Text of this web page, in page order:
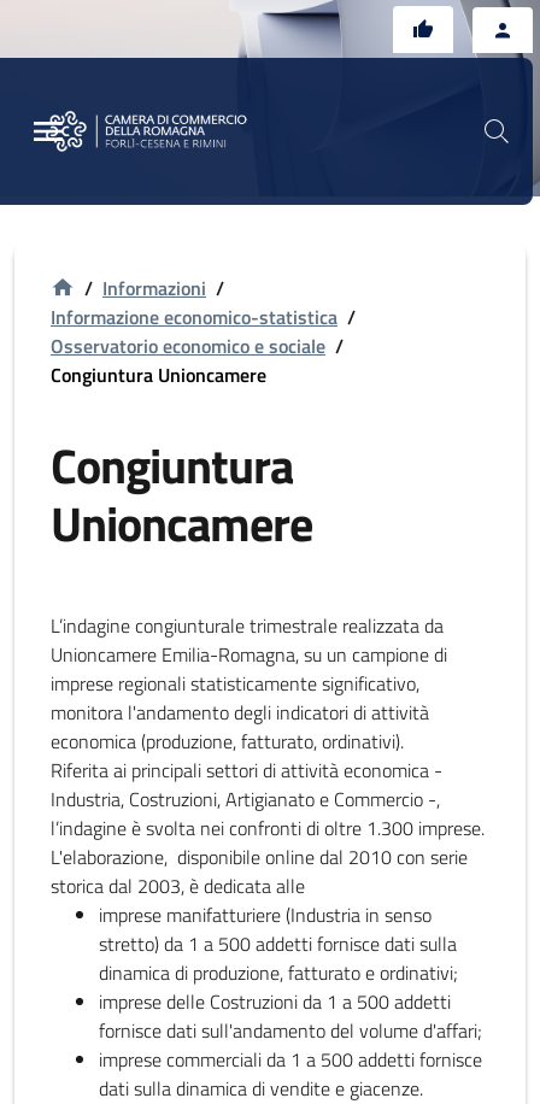
/ Informazioni /
Informazione economico-statistica /
Osservatorio economico e sociale /
Congiuntura Unioncamere
Congiuntura
Unioncamere
L’indagine congiunturale trimestrale realizzata da
Unioncamere Emilia-Romagna, su un campione di
imprese regionali statisticamente significativo,
monitora l'andamento degli indicatori di attività
economica (produzione, fatturato, ordinativi).
Riferita ai principali settori di attività economica -
Industria, Costruzioni, Artigianato e Commercio -,
l’indagine è svolta nei confronti di oltre 1.300 imprese.
L'elaborazione, disponibile online dal 2010 con serie
storica dal 2003, è dedicata alle
imprese manifatturiere (Industria in senso
stretto) da 1 a 500 addetti fornisce dati sulla
dinamica di produzione, fatturato e ordinativi;
imprese delle Costruzioni da 1 a 500 addetti
fornisce dati sull'andamento del volume d'affari;
imprese commerciali da 1 a 500 addetti fornisce
dati sulla dinamica di vendite e giacenze.